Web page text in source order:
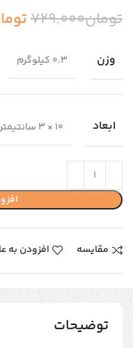
تومان729,000
وزن 0.3 کیلوگرم
ابعاد 10 × 3 سانتیمتر
مقایسه افزودن به
توضیحات